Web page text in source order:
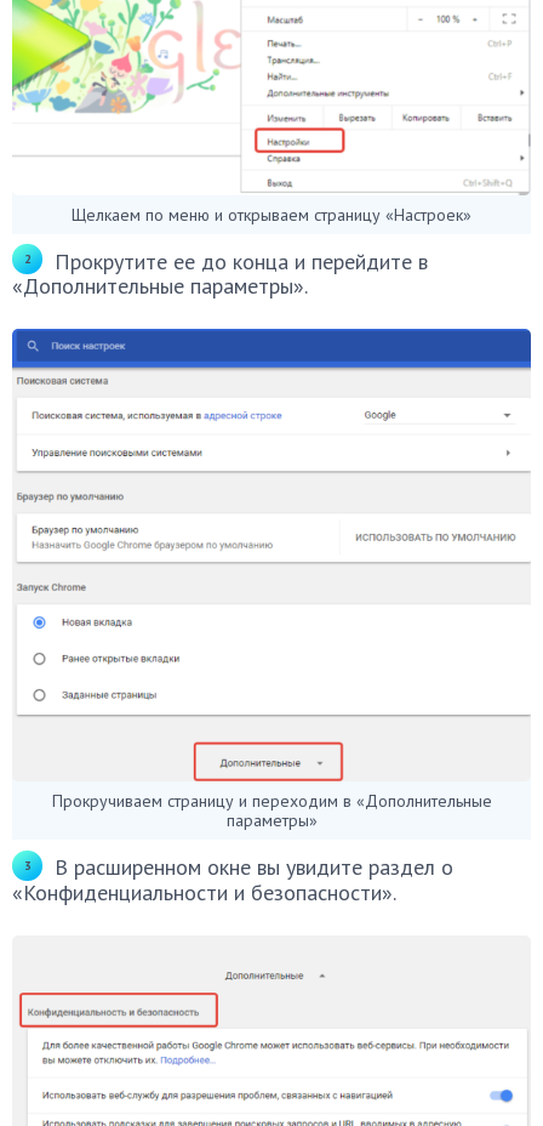
Щелкаем по меню и открываем страницу «Настроек»
Прокрутите ее до конца и перейдите в
«Дополнительные параметры».
Прокручиваем страницу и переходим в «Дополнительные
параметры»
В расширенном окне вы увидите раздел о
«Конфиденциальности и безопасности».